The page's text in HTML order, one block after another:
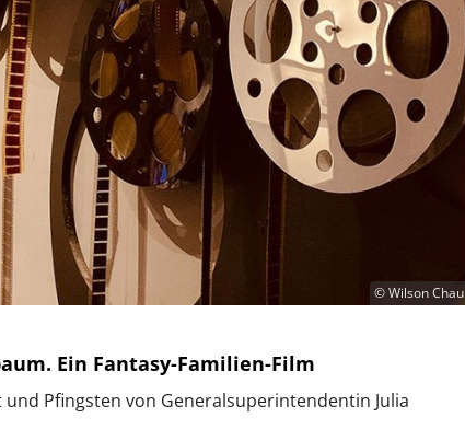
© Wilson Chau
Ein Fantasy-Familien-Film
Pfingsten von Generalsuperintendentin Julia